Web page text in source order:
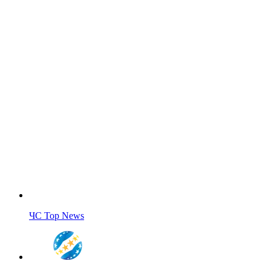
ЧС Top News